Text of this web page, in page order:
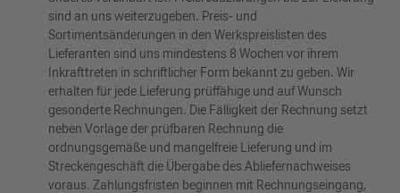
sind an uns weiterzugeben. Preis- und
Sortimentsänderungen in den Werkspreislisten des
Lieferanten sind uns mindestens 8 Wochen vor ihrem
Inkrafttreten in schriftlicher Form bekannt zu geben. Wir
erhalten für jede Lieferung prüffähige und auf Wunsch
gesonderte Rechnungen. Die Fälligkeit der Rechnung setzt
neben Vorlage der prüfbaren Rechnung die
ordnungsgemäße und mangelfreie Lieferung und im
Streckengeschäft die Übergabe des Abliefernachweises
voraus. Zahlungsfristen beginnen mit Rechnungseingang,